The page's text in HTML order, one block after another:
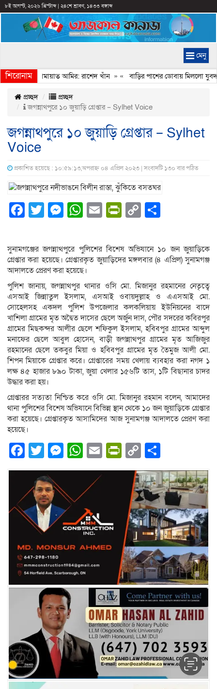
৮ই আগস্ট, ২০২৬ খ্রিস্টাব্দ| ২৪শে শ্রাবণ, ১৪৩৩ বঙ্গাব্দ
মেনু
শিরোনাম
করেন জামায়াত আমির: রাশেদ খাঁন» «বাড়ির পাশের ডোবায় মিললো
প্রচ্ছদ
প্রচ্ছদ
জগন্নাথপুরে ১০ জুয়াড়ি গ্রেপ্তার – Sylhet Voice
জগন্নাথপুরে ১০ জুয়াড়ি গ্রেপ্তার – Sylhet
Voice
প্রকাশিত হয়েছে : ১০:৫৯:১৩,অপরাহ্ন ০৪ এপ্রিল ২০২৩ | সংবাদটি ১৩০ বার পঠিত
Facebook
Twitter
Messenger
WhatsApp
EmailPrintFriendly
Copy
সুনামগঞ্জের জগন্নাথপুরে পুলিশের বিশেষ অভিযানে ১০ জন জুয়াড়িকে
গ্রেপ্তার করা হয়েছে। গ্রেপ্তারকৃত জুয়াড়িদের মঙ্গলবার (৪ এপ্রিল) সুনামগঞ্জ
আদালতে প্রেরণ করা হয়েছে।
পুলিশ জানায়, জগন্নাথপুর থানার ওসি মো. মিজানুর রহমানের নেতৃত্বে
এসআই জিন্নাতুল ইসলাম, এসআই ওবায়দুল্লাহ ও এএসআই মো.
সোহেলসহ একদল পুলিশ উপজেলার কলকলিয়ায় ইউনিয়নের বাদে
খাশিলা গ্রামের মৃত অদ্বৈত দাসের ছেলে অর্জুন দাস, পৌর সদরের কবিরপুর
গ্রামের মিছকন্দর আলীর ছেলে শফিকুল ইসলাম, হবিবপুর গ্রামের আব্দুল
মনাফের ছেলে আবুল হোসেন, বাড়ী জগন্নাথপুর গ্রামের মৃত আজিজুর
রহমানের ছেলে তকবুর মিয়া ও হবিবপুর গ্রামের মৃত তৈমুজ আলী মো.
শিপন মিয়াকে গ্রেপ্তার করে। গ্রেপ্তারের সময় খেলায় ব্যবহার করা নগদ ১
লক্ষ ৪৫ হাজার ৮৯০ টাকা, জুয়া খেলার ১৫৬টি তাস, ১টি বিছানার চাদর
উদ্ধার করা হয়।
গ্রেপ্তারর সত্যতা নিশ্চিত করে ওসি মো. মিজানুর রহমান বলেন, আমাদের
থানা পুলিশের বিশেষ অভিযানে বিভিন্ন স্থান থেকে ১০ জন জুয়াড়িকে গ্রেপ্তার
করা হয়েছে। গ্রেপ্তারকৃত আসামিদের আজ সুনামগঞ্জ আদালতে প্রেরণ করা
হয়েছে।
Facebook
Twitter
Messenger
WhatsApp
EmailPrintFriendly
Copy
Link